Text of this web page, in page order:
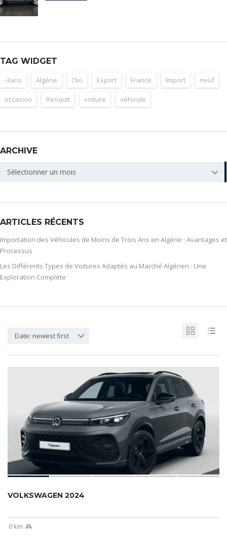
TAG WIDGET
-3ans Algérie Clio Export France Import neuf
occasion Renault voiture véhicule
ARCHIVE
ARCHIVE
Sélectionner un mois
ARTICLES RÉCENTS
Importation des Véhicules de Moins de Trois Ans en Algérie : Avantages et
Processus
Les Différents Types de Voitures Adaptés au Marché Algérien : Une
Exploration Complète
Date: newest first
VOLKSWAGEN 2024
0 km